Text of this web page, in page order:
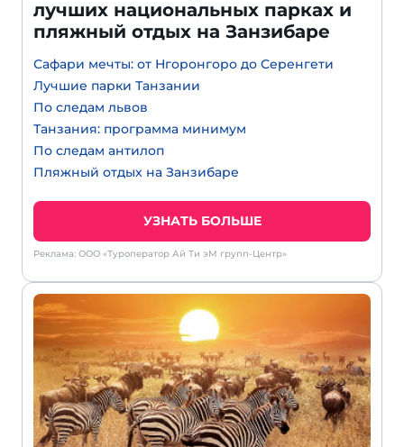
лучших национальных парках и
пляжный отдых на Занзибаре
Сафари мечты: от Нгоронгоро до Серенгети
Лучшие парки Танзании
По следам львов
Танзания: программа минимум
По следам антилоп
Пляжный отдых на Занзибаре
УЗНАТЬ БОЛЬШЕ
Реклама: ООО «Туроператор Ай Ти эМ групп-Центр»